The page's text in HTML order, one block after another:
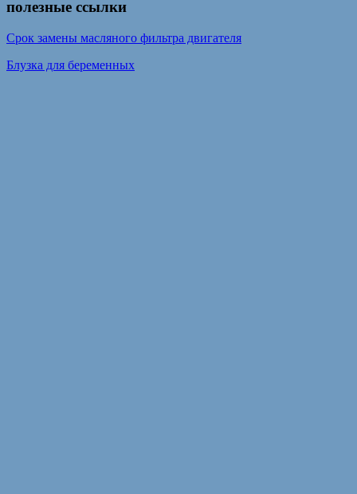
полезные ссылки
Срок замены масляного фильтра двигателя
Блузка для беременных